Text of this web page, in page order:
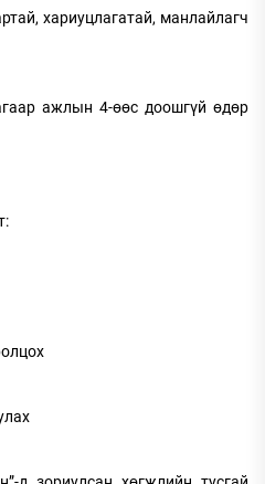
хариуцлагатай, манлайлагч
ажлын 4-өөс доошгүй өдөр